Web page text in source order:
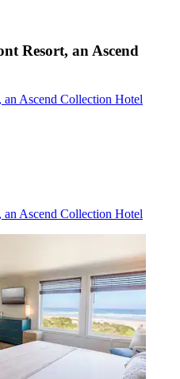
Resort, an Ascend
Ascend Collection Hotel
Ascend Collection Hotel